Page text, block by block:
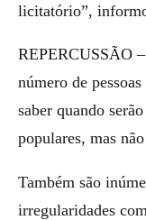
licitatório”,
REPERCUSSÃO
número de
saber quando
populares, mas
Também são
irregularidades